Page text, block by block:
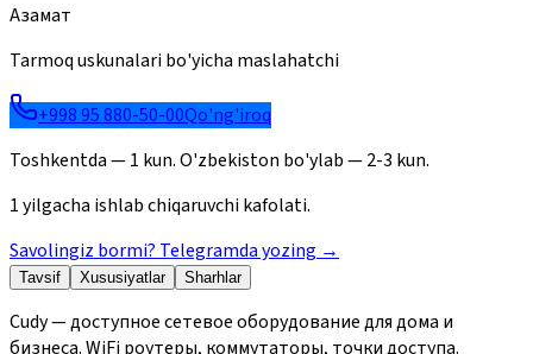
Азамат
Tarmoq uskunalari bo'yicha maslahatchi
+998 95 880-50-00Qo'ng'iroq
Toshkentda — 1 kun. O'zbekiston bo'ylab — 2-3 kun.
1 yilgacha ishlab chiqaruvchi kafolati.
Savolingiz bormi? Telegramda yozing →
Tavsif Xususiyatlar Sharhlar
Cudy — доступное сетевое оборудование для дома и
бизнеса. WiFi роутеры, коммутаторы, точки доступа.